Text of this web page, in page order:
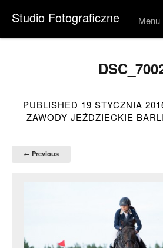
Studio Fotograficzne Menu
Skip to
PUBLISHED 19 STYCZNIA
ZAWODY JEŹDZIECKIE
← Previous